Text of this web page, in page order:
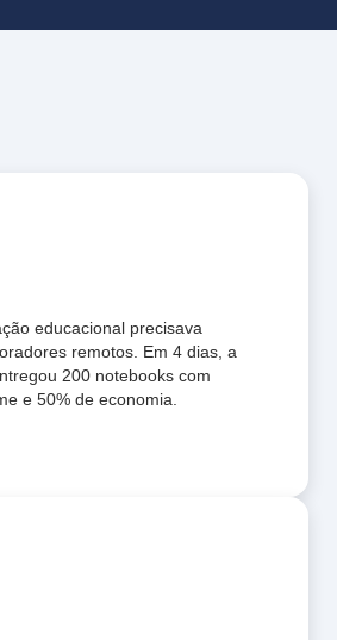
educacional precisava
remotos. Em 4 dias, a
200 notebooks com
e 50% de economia.